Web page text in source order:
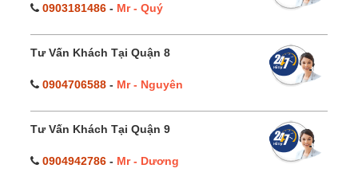
0903181486 - Mr - Quý
Tư Vấn Khách Tại Quận 8
0904706588 - Mr - Nguyên
Tư Vấn Khách Tại Quận 9
0904942786 - Mr - Dương